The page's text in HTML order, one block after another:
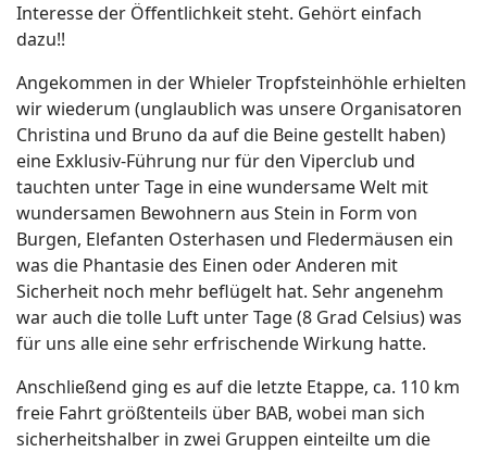
Interesse der Öffentlichkeit steht. Gehört einfach
dazu!!
Angekommen in der Whieler Tropfsteinhöhle erhielten
wir wiederum (unglaublich was unsere Organisatoren
Christina und Bruno da auf die Beine gestellt haben)
eine Exklusiv-Führung nur für den Viperclub und
tauchten unter Tage in eine wundersame Welt mit
wundersamen Bewohnern aus Stein in Form von
Burgen, Elefanten Osterhasen und Fledermäusen ein
was die Phantasie des Einen oder Anderen mit
Sicherheit noch mehr beflügelt hat. Sehr angenehm
war auch die tolle Luft unter Tage (8 Grad Celsius) was
für uns alle eine sehr erfrischende Wirkung hatte.
Anschließend ging es auf die letzte Etappe, ca. 110 km
freie Fahrt größtenteils über BAB, wobei man sich
sicherheitshalber in zwei Gruppen einteilte um die